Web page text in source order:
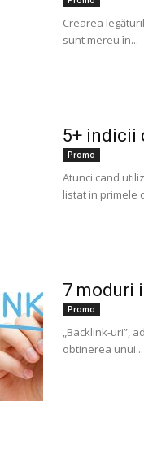
Crearea
sunt mereu în...
5+ indicii
Promo
Atunci cand
listat in primele
7 moduri
Promo
„Backlink-uri”,
obtinerea unui...